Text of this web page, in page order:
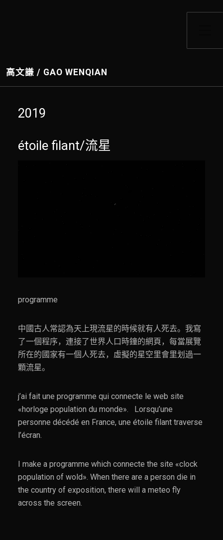
高文謙 / GAO WENQIAN
2019
étoile filant/流星
programme
中國古人常認為天上現流星的時候就有人死去。我寫
了一個程序，連接了世界人口時鐘的網頁，每當展覽
所在的國家有一個人死去，虛擬的星空里會里划過一
顆流星。
j’ai fait une programme qui connecte le web site
«horloge population du monde». Lorsqu’une
personne décédé en France, une étoile filant traverse
l’écran.
I make a programme which connecte the site «clock
population of wold». When there are a person die in
the country of exposition, there will a meteo fly
across the screen.